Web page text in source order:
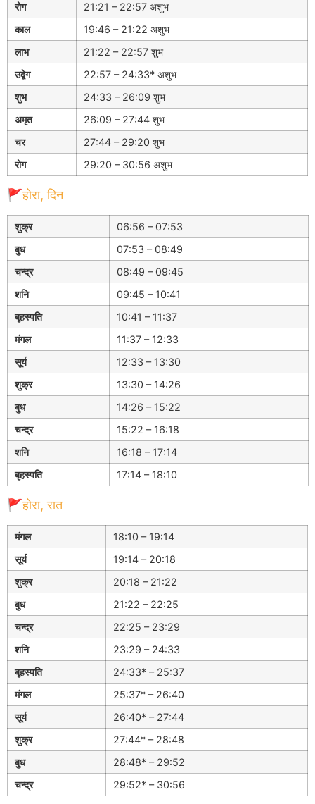
रोग
21:21 – 22:57 अशुभ
काल
19:46 – 21:22 अशुभ
लाभ
21:22 – 22:57 शुभ
उद्वेग
22:57 – 24:33* अशुभ
शुभ
24:33 – 26:09 शुभ
अमृत
26:09 – 27:44 शुभ
चर
27:44 – 29:20 शुभ
रोग
29:20 – 30:56 अशुभ
🚩होरा, दिन
शुक्र
06:56 – 07:53
बुध
07:53 – 08:49
चन्द्र
08:49 – 09:45
शनि
09:45 – 10:41
बृहस्पति
10:41 – 11:37
मंगल
11:37 – 12:33
सूर्य
12:33 – 13:30
शुक्र
13:30 – 14:26
बुध
14:26 – 15:22
चन्द्र
15:22 – 16:18
शनि
16:18 – 17:14
बृहस्पति
17:14 – 18:10
🚩होरा, रात
मंगल
18:10 – 19:14
सूर्य
19:14 – 20:18
शुक्र
20:18 – 21:22
बुध
21:22 – 22:25
चन्द्र
22:25 – 23:29
शनि
23:29 – 24:33
बृहस्पति
24:33* – 25:37
मंगल
25:37* – 26:40
सूर्य
26:40* – 27:44
शुक्र
27:44* – 28:48
बुध
28:48* – 29:52
चन्द्र
29:52* – 30:56